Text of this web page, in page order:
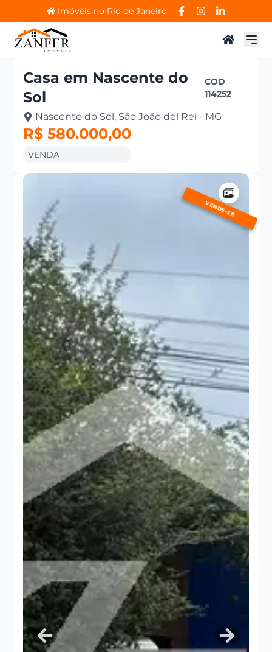
Imóveis no Rio de Janeiro
Casa em Nascente do
Sol
COD
114252
Nascente do Sol, São João del Rei - MG
R$ 580.000,00
VENDA
VENDE-SE